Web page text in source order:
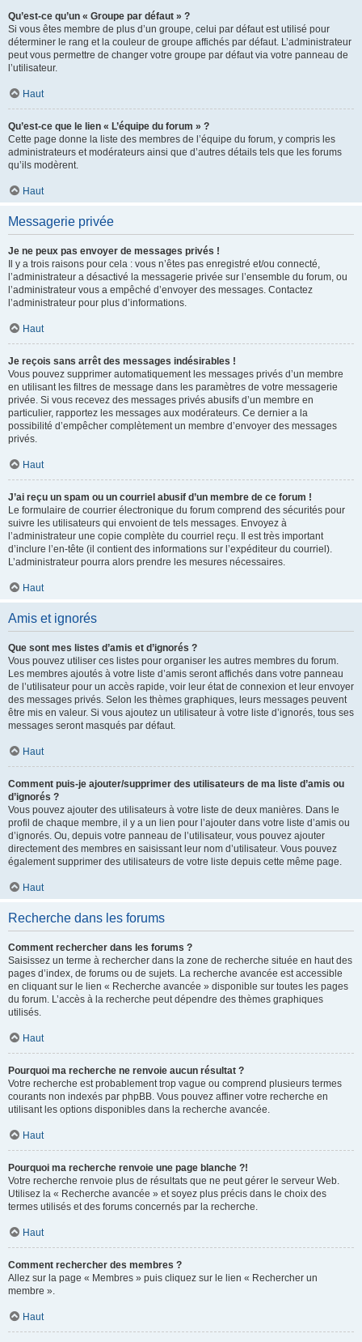
Qu’est-ce qu’un « Groupe par défaut » ?
Si vous êtes membre de plus d’un groupe, celui par défaut est utilisé pour
déterminer le rang et la couleur de groupe affichés par défaut. L’administrateur
peut vous permettre de changer votre groupe par défaut via votre panneau de
l’utilisateur.
Haut
Qu’est-ce que le lien « L’équipe du forum » ?
Cette page donne la liste des membres de l’équipe du forum, y compris les
administrateurs et modérateurs ainsi que d’autres détails tels que les forums
qu’ils modèrent.
Haut
Messagerie privée
Je ne peux pas envoyer de messages privés !
Il y a trois raisons pour cela : vous n’êtes pas enregistré et/ou connecté,
l’administrateur a désactivé la messagerie privée sur l’ensemble du forum, ou
l’administrateur vous a empêché d’envoyer des messages. Contactez
l’administrateur pour plus d’informations.
Haut
Je reçois sans arrêt des messages indésirables !
Vous pouvez supprimer automatiquement les messages privés d’un membre
en utilisant les filtres de message dans les paramètres de votre messagerie
privée. Si vous recevez des messages privés abusifs d’un membre en
particulier, rapportez les messages aux modérateurs. Ce dernier a la
possibilité d’empêcher complètement un membre d’envoyer des messages
privés.
Haut
J’ai reçu un spam ou un courriel abusif d’un membre de ce forum !
Le formulaire de courrier électronique du forum comprend des sécurités pour
suivre les utilisateurs qui envoient de tels messages. Envoyez à
l’administrateur une copie complète du courriel reçu. Il est très important
d’inclure l’en-tête (il contient des informations sur l’expéditeur du courriel).
L’administrateur pourra alors prendre les mesures nécessaires.
Haut
Amis et ignorés
Que sont mes listes d’amis et d’ignorés ?
Vous pouvez utiliser ces listes pour organiser les autres membres du forum.
Les membres ajoutés à votre liste d’amis seront affichés dans votre panneau
de l’utilisateur pour un accès rapide, voir leur état de connexion et leur envoyer
des messages privés. Selon les thèmes graphiques, leurs messages peuvent
être mis en valeur. Si vous ajoutez un utilisateur à votre liste d’ignorés, tous ses
messages seront masqués par défaut.
Haut
Comment puis-je ajouter/supprimer des utilisateurs de ma liste d’amis ou
d’ignorés ?
Vous pouvez ajouter des utilisateurs à votre liste de deux manières. Dans le
profil de chaque membre, il y a un lien pour l’ajouter dans votre liste d’amis ou
d’ignorés. Ou, depuis votre panneau de l’utilisateur, vous pouvez ajouter
directement des membres en saisissant leur nom d’utilisateur. Vous pouvez
également supprimer des utilisateurs de votre liste depuis cette même page.
Haut
Recherche dans les forums
Comment rechercher dans les forums ?
Saisissez un terme à rechercher dans la zone de recherche située en haut des
pages d’index, de forums ou de sujets. La recherche avancée est accessible
en cliquant sur le lien « Recherche avancée » disponible sur toutes les pages
du forum. L’accès à la recherche peut dépendre des thèmes graphiques
utilisés.
Haut
Pourquoi ma recherche ne renvoie aucun résultat ?
Votre recherche est probablement trop vague ou comprend plusieurs termes
courants non indexés par phpBB. Vous pouvez affiner votre recherche en
utilisant les options disponibles dans la recherche avancée.
Haut
Pourquoi ma recherche renvoie une page blanche ?!
Votre recherche renvoie plus de résultats que ne peut gérer le serveur Web.
Utilisez la « Recherche avancée » et soyez plus précis dans le choix des
termes utilisés et des forums concernés par la recherche.
Haut
Comment rechercher des membres ?
Allez sur la page « Membres » puis cliquez sur le lien « Rechercher un
membre ».
Haut